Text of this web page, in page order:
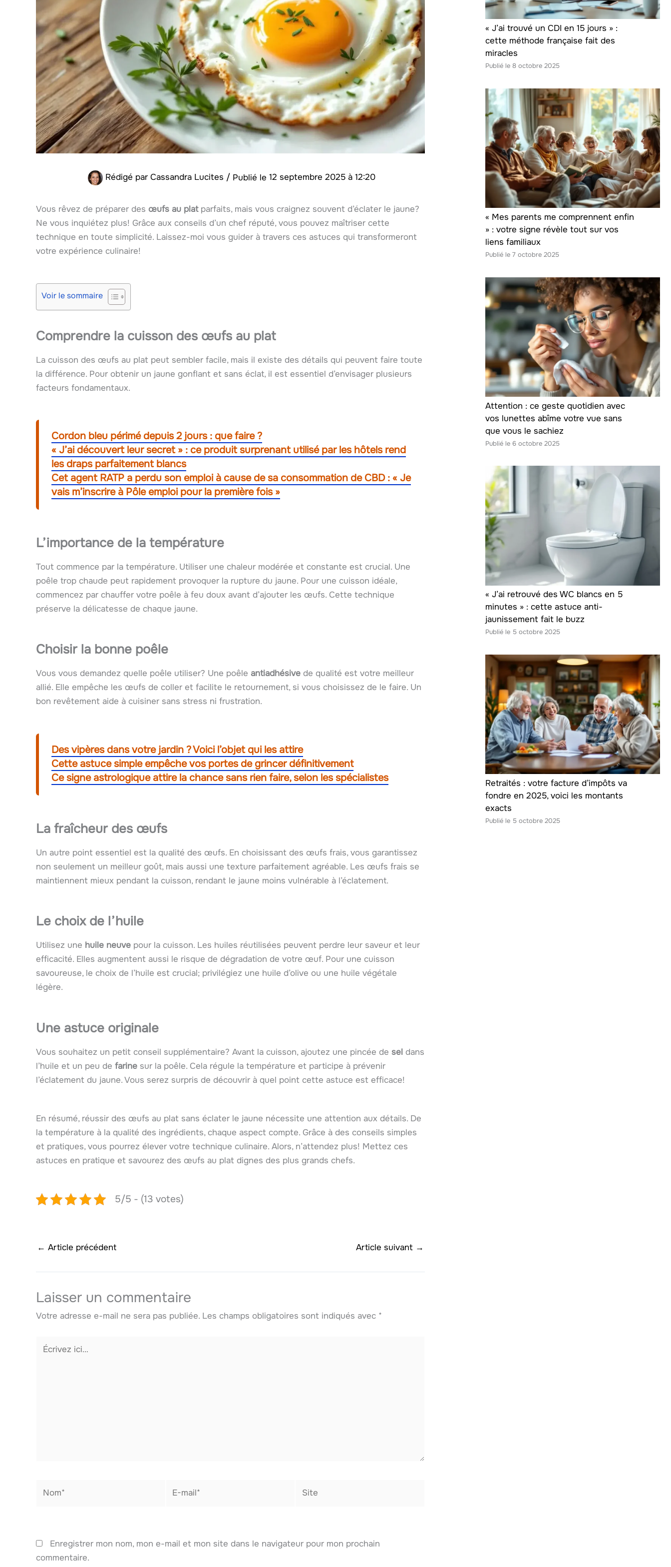
Rédigé par Cassandra Lucites / 12 septembre 2025 à 12:20
Vous rêvez de préparer des œufs au platparfaits, mais vous craignez souvent d’éclater le jaune?
Ne vous inquiétez plus! Grâce aux conseils d’un chef réputé, vous pouvez maîtriser cette
technique en toute simplicité. Laissez-moi vous guider à travers ces astuces qui transformeront
votre expérience culinaire!
Voir le sommaire
Comprendre la cuisson des œufs au plat
La cuisson des œufs au plat peut sembler facile, mais il existe des détails qui peuvent faire toute
la différence. Pour obtenir un jaune gonflant et sans éclat, il est essentiel d’envisager plusieurs
facteurs fondamentaux.
Cordon bleu périmé depuis 2 jours : que faire ?
« J’ai découvert leur secret » : ce produit surprenant utilisé par les hôtels rend
les draps parfaitement blancs
Cet agent RATP a perdu son emploi à cause de sa consommation de CBD : « Je
vais m’inscrire à Pôle emploi pour la première fois »
L’importance de la température
Tout commence par la température. Utiliser une chaleur modérée et constante est crucial. Une
poêle trop chaude peut rapidement provoquer la rupture du jaune. Pour une cuisson idéale,
commencez par chauffer votre poêle à feu doux avant d’ajouter les œufs. Cette technique
préserve la délicatesse de chaque jaune.
Choisir la bonne poêle
Vous vous demandez quelle poêle utiliser? Une poêle antiadhésive de qualité est votre meilleur
allié. Elle empêche les œufs de coller et facilite le retournement, si vous choisissez de le faire. Un
bon revêtement aide à cuisiner sans stress ni frustration.
Des vipères dans votre jardin ? Voici l’objet qui les attire
Cette astuce simple empêche vos portes de grincer définitivement
Ce signe astrologique attire la chance sans rien faire, selon les spécialistes
La fraîcheur des œufs
Un autre point essentiel est la qualité des œufs. En choisissant des œufs frais, vous garantissez
non seulement un meilleur goût, mais aussi une texture parfaitement agréable. Les œufs frais se
maintiennent mieux pendant la cuisson, rendant le jaune moins vulnérable à l’éclatement.
Le choix de l’huile
Utilisez une huile neuve pour la cuisson. Les huiles réutilisées peuvent perdre leur saveur et leur
efficacité. Elles augmentent aussi le risque de dégradation de votre œuf. Pour une cuisson
savoureuse, le choix de l’huile est crucial; privilégiez une huile d’olive ou une huile végétale
légère.
Une astuce originale
Vous souhaitez un petit conseil supplémentaire? Avant la cuisson, ajoutez une pincée de sel dans
l’huile et un peu de farine sur la poêle. Cela régule la température et participe à prévenir
l’éclatement du jaune. Vous serez surpris de découvrir à quel point cette astuce est efficace!
En résumé, réussir des œufs au plat sans éclater le jaune nécessite une attention aux détails. De
la température à la qualité des ingrédients, chaque aspect compte. Grâce à des conseils simples
et pratiques, vous pourrez élever votre technique culinaire. Alors, n’attendez plus! Mettez ces
astuces en pratique et savourez des œufs au plat dignes des plus grands chefs.
5/5 - (13 votes)
← Article précédent Article suivant →
Laisser un commentaire
Votre adresse e-mail ne sera pas publiée. Les champs obligatoires sont indiqués avec *
Écrivez
Enregistrer mon nom, mon e-mail et mon site dans le navigateur pour mon prochain
commentaire.
« J’ai trouvé un CDI en 15 jours » :
cette méthode française fait des
miracles
8 octobre 2025
« Mes parents me comprennent enfin
» : votre signe révèle tout sur vos
liens familiaux
7 octobre 2025
Attention : ce geste quotidien avec
vos lunettes abîme votre vue sans
que vous le sachiez
6 octobre 2025
« J’ai retrouvé des WC blancs en 5
minutes » : cette astuce anti-
jaunissement fait le buzz
5 octobre 2025
Retraités : votre facture d’impôts va
fondre en 2025, voici les montants
exacts
5 octobre 2025